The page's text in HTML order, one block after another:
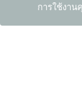
การใช้งา